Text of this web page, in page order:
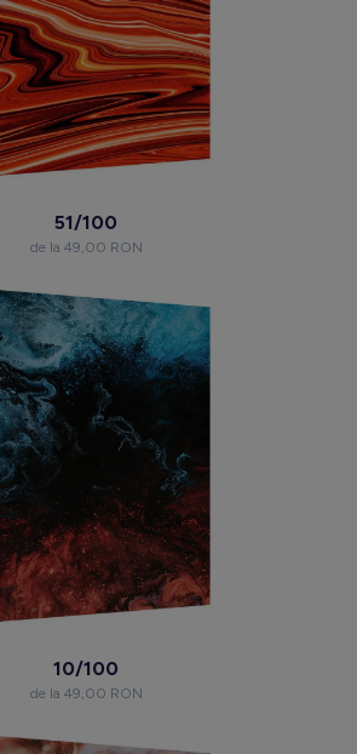
51/100
de la 49,00 RON
10/100
de la 49,00 RON